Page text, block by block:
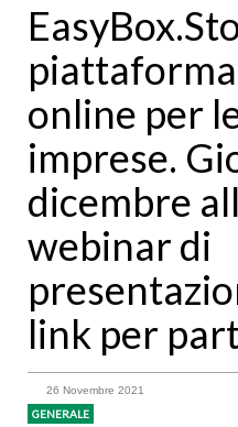
online per
imprese.
dicembre
webinar di
link per
26 Novembre 2021
GENERALE